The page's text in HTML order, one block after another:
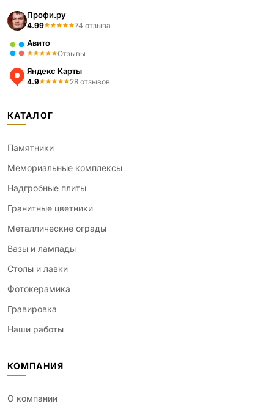
Профи.ру
4.99 74 отзыва
Авито
Отзывы
Яндекс Карты
4.9 28 отзывов
КАТАЛОГ
Памятники
Мемориальные комплексы
Надгробные плиты
Гранитные цветники
Металлические ограды
Вазы и лампады
Столы и лавки
Фотокерамика
Гравировка
Наши работы
КОМПАНИЯ
О компании